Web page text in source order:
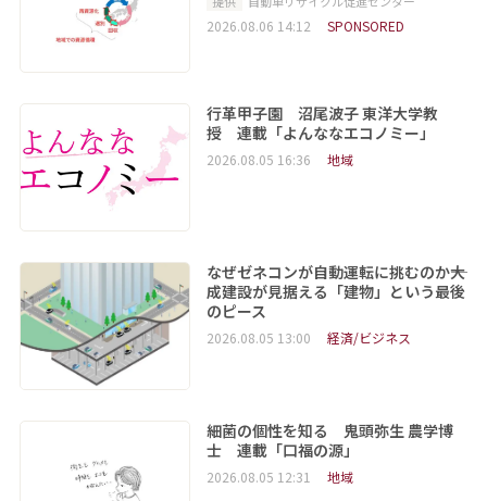
2026.08.06 14:12 SPONSORED
行革甲子園 沼尾波子 東洋大学教
授 連載「よんななエコノミー」
2026.08.05 16:36 地域
なぜゼネコンが自動運転に挑むのか――大
成建設が見据える「建物」という最後
のピース
2026.08.05 13:00 経済/ビジネス
細菌の個性を知る 鬼頭弥生 農学博
士 連載「口福の源」
2026.08.05 12:31 地域